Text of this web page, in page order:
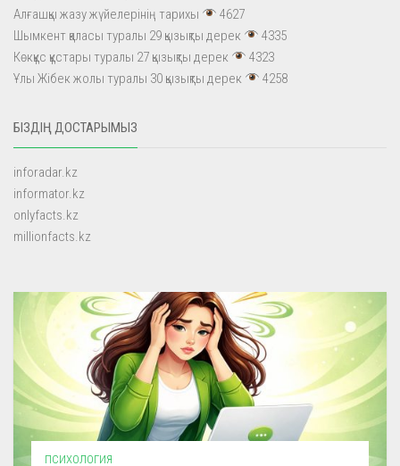
Алғашқы жазу жүйелерінің тарихы
4627
Шымкент қаласы туралы 29 қызықты дерек
4335
Көкқұс құстары туралы 27 қызықты дерек
4323
Ұлы Жібек жолы туралы 30 қызықты дерек
4258
БІЗДІҢ ДОСТАРЫМЫЗ
inforadar.kz
informator.kz
onlyfacts.kz
millionfacts.kz
ПСИХОЛОГИЯ